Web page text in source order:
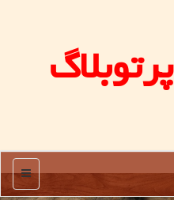
پرتوبلاگ
منو